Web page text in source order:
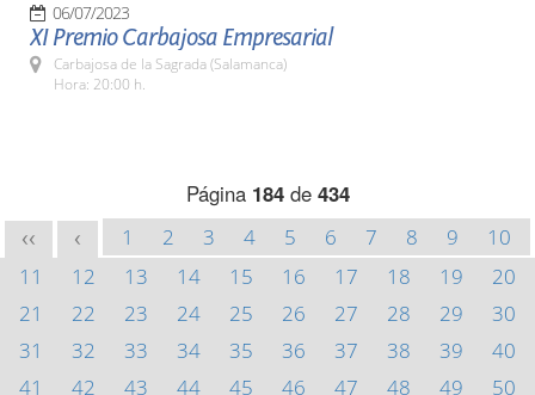
06/07/2023
XI Premio Carbajosa Empresarial
Carbajosa de la Sagrada (Salamanca)
Hora: 20:00 h.
Página 184de 434
<< < 1 2 3 4 5 6 7 8 9
10
11
12 13 14 15 16 17 18 19
20
21
22 23 24 25 26 27 28 29
30
31
32 33 34 35 36 37 38 39
40
41
42 43 44 45 46 47 48 49
50